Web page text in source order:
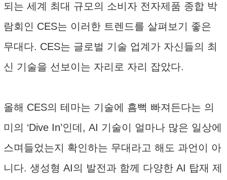
되는 세계 최대 규모의 소비자 전자제품 종합 박
람회인 CES는 이러한 트렌드를 살펴보기 좋은
무대다. CES는 글로벌 기술 업계가 자신들의 최
신 기술을 선보이는 자리로 자리 잡았다.
올해 CES의 테마는 기술에 흠뻑 빠져든다는 의
미의 ‘Dive In’인데, AI 기술이 얼마나 많은 일상에
스며들었는지 확인하는 무대라고 해도 과언이 아
니다. 생성형 AI의 발전과 함께 다양한 AI 탑재 제